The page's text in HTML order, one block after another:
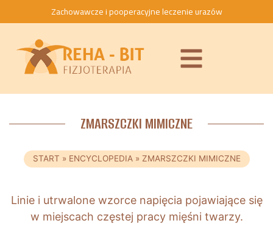
Zachowawcze i pooperacyjne leczenie urazów
ZMARSZCZKI MIMICZNE
START » ENCYCLOPEDIA» ZMARSZCZKI MIMICZNE
Linie i utrwalone wzorce napięcia pojawiające się
w miejscach częstej pracy mięśni twarzy.